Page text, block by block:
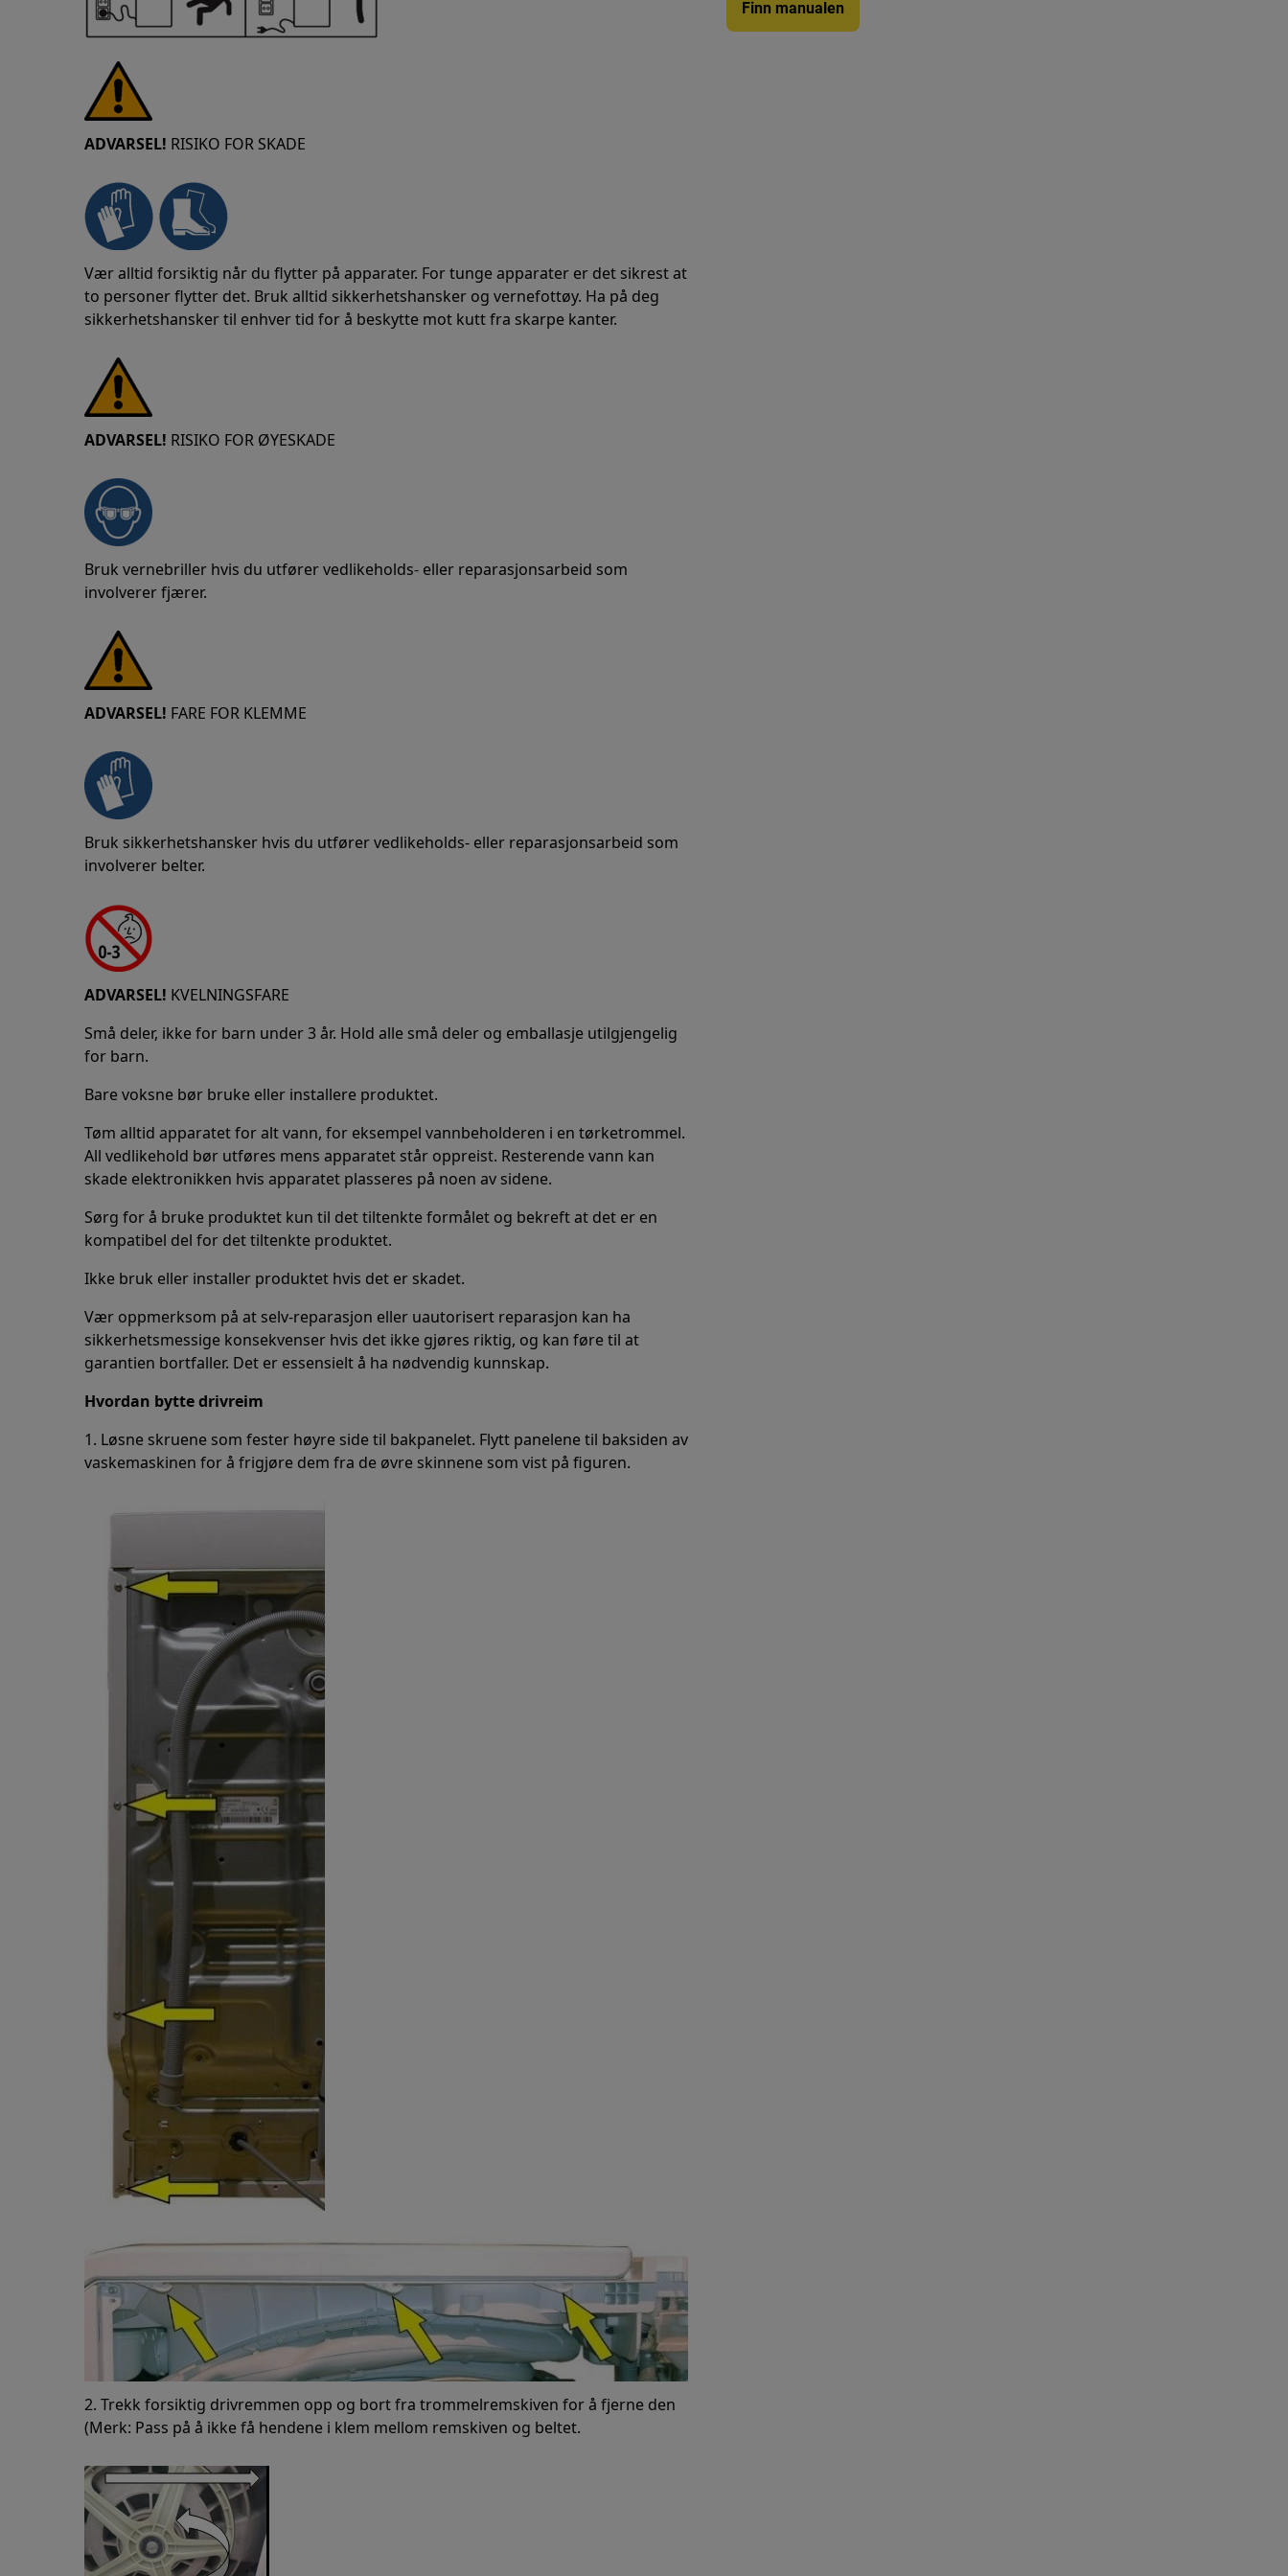
ADVARSEL! RISIKO FOR SKADE
Vær alltid forsiktig når du flytter på apparater. For tunge apparater er det sikrest at
to personer flytter det. Bruk alltid sikkerhetshansker og vernefottøy. Ha på deg
sikkerhetshansker til enhver tid for å beskytte mot kutt fra skarpe kanter.
ADVARSEL! RISIKO FOR ØYESKADE
Bruk vernebriller hvis du utfører vedlikeholds- eller reparasjonsarbeid som
involverer fjærer.
ADVARSEL! FARE FOR KLEMME
Bruk sikkerhetshansker hvis du utfører vedlikeholds- eller reparasjonsarbeid som
involverer belter.
ADVARSEL! KVELNINGSFARE
Små deler, ikke for barn under 3 år. Hold alle små deler og emballasje utilgjengelig
for barn.
Bare voksne bør bruke eller installere produktet.
Tøm alltid apparatet for alt vann, for eksempel vannbeholderen i en tørketrommel.
All vedlikehold bør utføres mens apparatet står oppreist. Resterende vann kan
skade elektronikken hvis apparatet plasseres på noen av sidene.
Sørg for å bruke produktet kun til det tiltenkte formålet og bekreft at det er en
kompatibel del for det tiltenkte produktet.
Ikke bruk eller installer produktet hvis det er skadet.
Vær oppmerksom på at selv-reparasjon eller uautorisert reparasjon kan ha
sikkerhetsmessige konsekvenser hvis det ikke gjøres riktig, og kan føre til at
garantien bortfaller. Det er essensielt å ha nødvendig kunnskap.
Hvordan bytte drivreim
1. Løsne skruene som fester høyre side til bakpanelet. Flytt panelene til baksiden av
vaskemaskinen for å frigjøre dem fra de øvre skinnene som vist på figuren.
2. Trekk forsiktig drivremmen opp og bort fra trommelremskiven for å fjerne den
(Merk: Pass på å ikke få hendene i klem mellom remskiven og beltet.
Finn manualen